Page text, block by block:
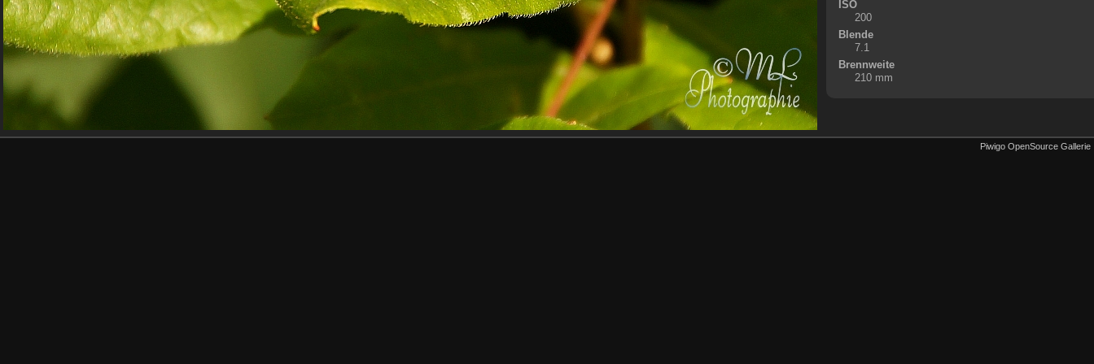
ISO
200
Blende
7.1
Brennweite
210 mm
Piwigo OpenSource Gallerie